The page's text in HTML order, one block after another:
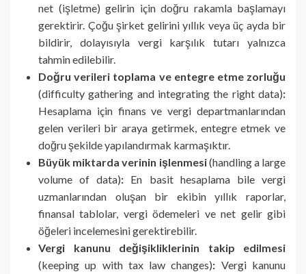
net (işletme) gelirin için doğru rakamla başlamayı
gerektirir. Çoğu şirket gelirini yıllık veya üç ayda bir
bildirir, dolayısıyla vergi karşılık tutarı yalnızca
tahmin edilebilir.
Doğru verileri toplama ve entegre etme zorluğu
(difficulty gathering and integrating the right data):
Hesaplama için finans ve vergi departmanlarından
gelen verileri bir araya getirmek, entegre etmek ve
doğru şekilde yapılandırmak karmaşıktır.
Büyük miktarda verinin işlenmesi(handling a large
volume of data): En basit hesaplama bile vergi
uzmanlarından oluşan bir ekibin yıllık raporlar,
finansal tablolar, vergi ödemeleri ve net gelir gibi
öğeleri incelemesini gerektirebilir.
Vergi kanunu değişikliklerinin takip edilmesi
(keeping up with tax law changes): Vergi kanunu